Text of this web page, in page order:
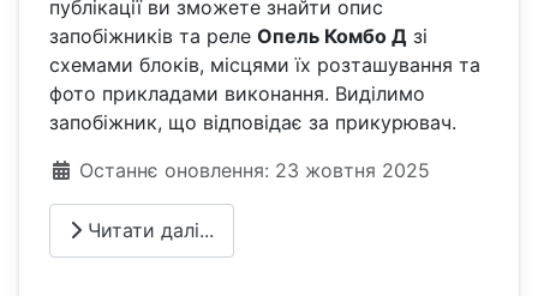
публікації ви зможете знайти опис
запобіжників та реле Опель Комбо Д зі
схемами блоків, місцями їх розташування та
фото прикладами виконання. Виділимо
запобіжник, що відповідає за прикурювач.
Деталі
Останнє оновлення: 23 жовтня 2025
Читати далі...